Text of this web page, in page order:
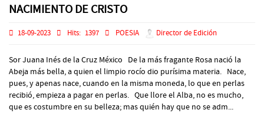
NACIMIENTO DE CRISTO
18-09-2023 Hits: 1397 POESIA Director de Edición
Sor Juana Inés de la Cruz México De la más fragante Rosa nació la
Abeja más bella, a quien el limpio rocío dio purísima materia. Nace,
pues, y apenas nace, cuando en la misma moneda, lo que en perlas
recibió, empieza a pagar en perlas. Que llore el Alba, no es mucho,
que es costumbre en su belleza; mas quién hay que no se adm...